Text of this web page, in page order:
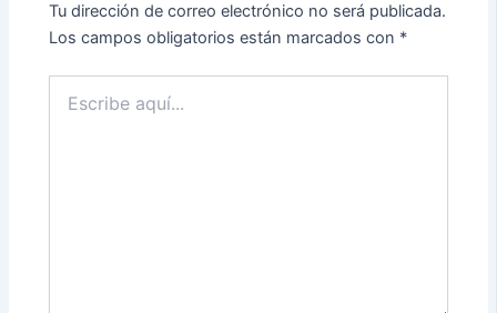
Tu dirección de correo electrónico no será publicada.
Los campos obligatorios están marcados con *
aquí...